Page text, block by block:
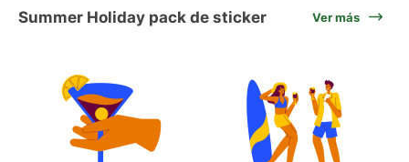
Summer Holiday pack de sticker Ver más